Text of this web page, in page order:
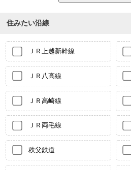
住みたい沿線
ＪＲ上越新幹線
ＪＲ八高線
ＪＲ高崎線
ＪＲ両毛線
秩父鉄道